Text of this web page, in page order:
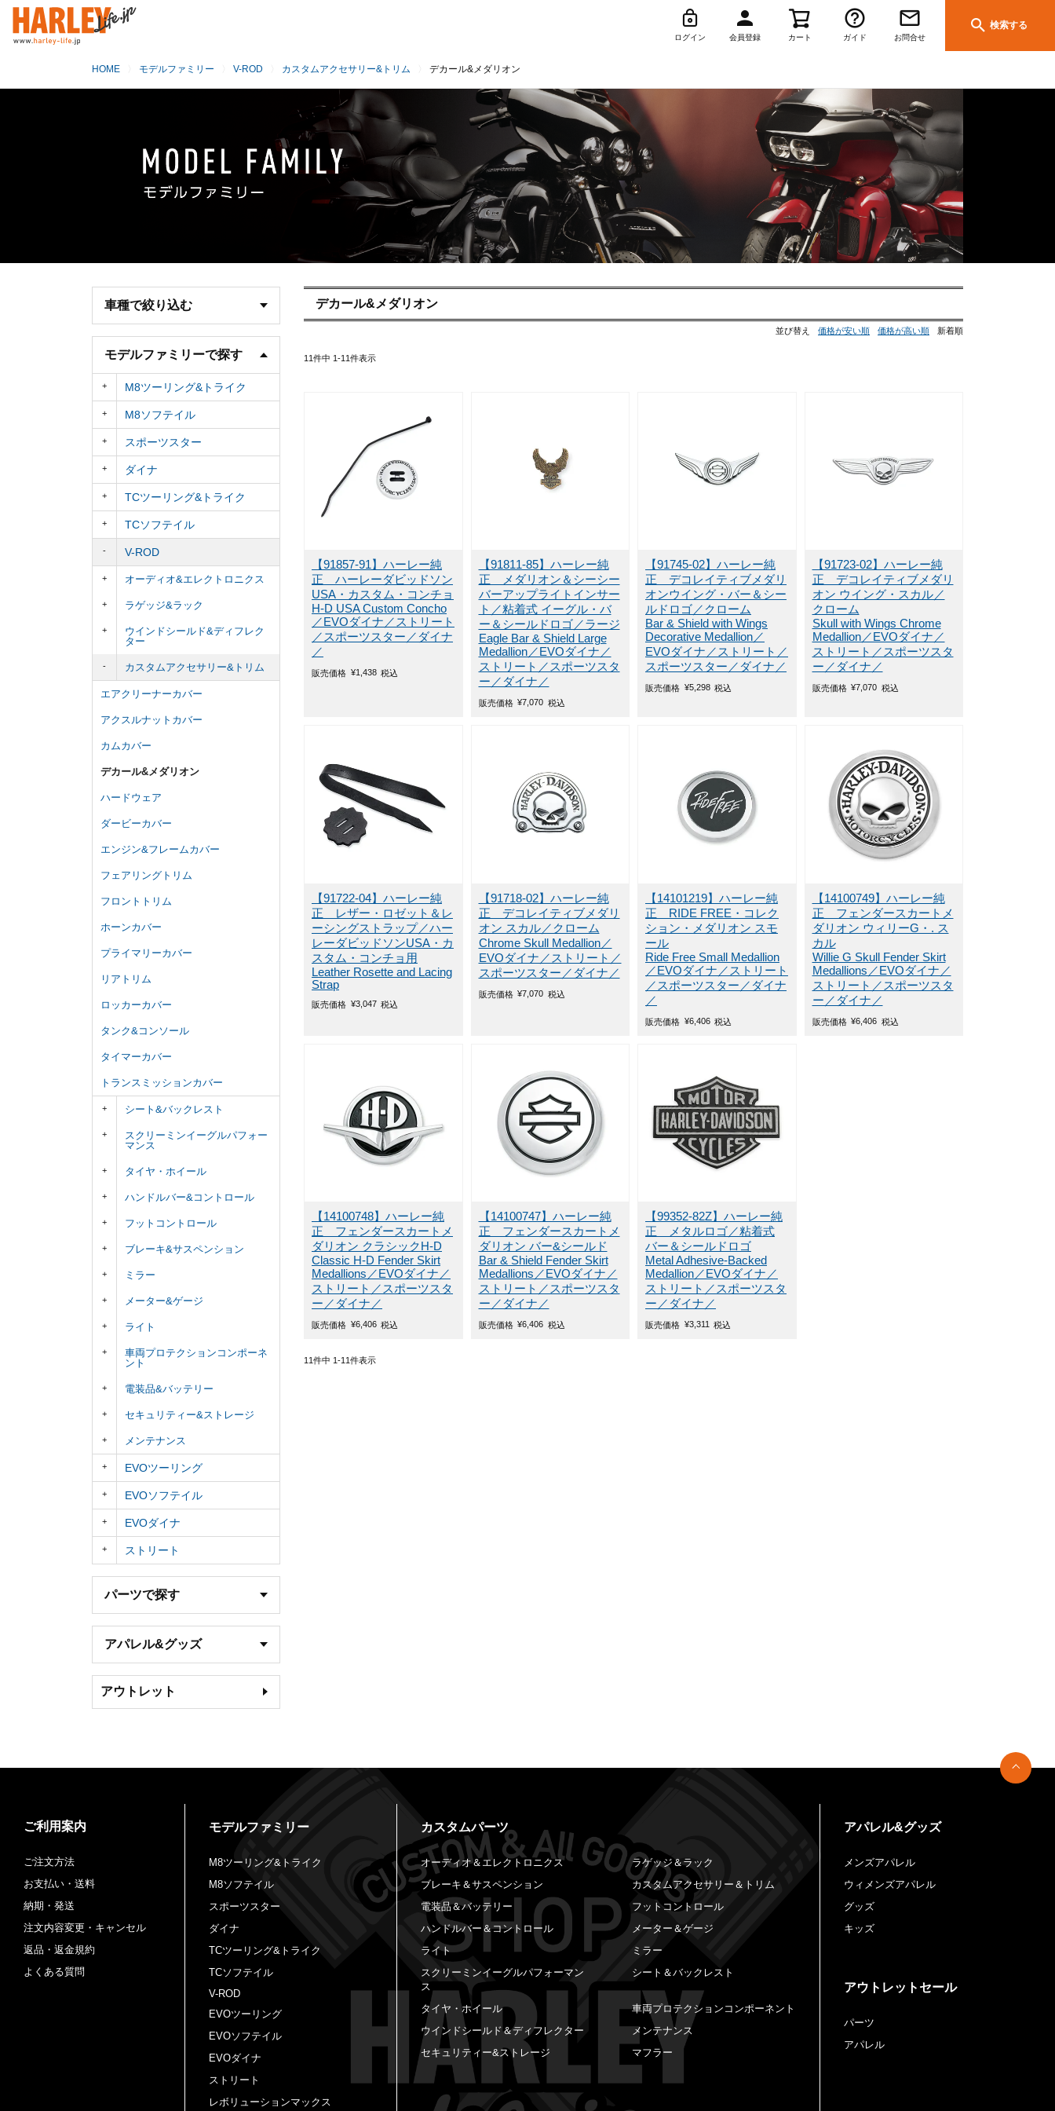
ログイン 会員登録 カート ガイド お問合せ
検索する
HOME モデルファミリー V-ROD カスタムアクセサリー&トリム デカール&メダリオン
デカール&メダリオン
並び替え 価格が安い順 価格が高い順 新着順
11件中 1-11件表示
【91857-91】ハーレー純
正 ハーレーダビッドソン
USA・カスタム・コンチョ
H-D USA Custom Concho
／EVOダイナ／ストリート
／スポーツスター／ダイナ
／
販売価格 ¥1,438 税込
【91811-85】ハーレー純
正 メダリオン＆シーシー
バーアップライトインサー
ト／粘着式 イーグル・バ
ー＆シールドロゴ／ラージ
Eagle Bar & Shield Large
Medallion／EVOダイナ／
ストリート／スポーツスタ
ー／ダイナ／
販売価格 ¥7,070 税込
【91745-02】ハーレー純
正 デコレイティブメダリ
オンウイング・バー＆シー
ルドロゴ／クローム
Bar & Shield with Wings
Decorative Medallion／
EVOダイナ／ストリート／
スポーツスター／ダイナ／
販売価格 ¥5,298 税込
【91723-02】ハーレー純
正 デコレイティブメダリ
オン ウイング・スカル／
クローム
Skull with Wings Chrome
Medallion／EVOダイナ／
ストリート／スポーツスタ
ー／ダイナ／
販売価格 ¥7,070 税込
【91722-04】ハーレー純
正 レザー・ロゼット＆レ
ーシングストラップ／ハー
レーダビッドソンUSA・カ
スタム・コンチョ用
Leather Rosette and Lacing
Strap
販売価格 ¥3,047 税込
【91718-02】ハーレー純
正 デコレイティブメダリ
オン スカル／クローム
Chrome Skull Medallion／
EVOダイナ／ストリート／
スポーツスター／ダイナ／
販売価格 ¥7,070 税込
【14101219】ハーレー純
正 RIDE FREE・コレク
ション・メダリオン スモ
ール
Ride Free Small Medallion
／EVOダイナ／ストリート
／スポーツスター／ダイナ
／
販売価格 ¥6,406 税込
【14100749】ハーレー純
正 フェンダースカートメ
ダリオン ウィリーG・. ス
カル
Willie G Skull Fender Skirt
Medallions／EVOダイナ／
ストリート／スポーツスタ
ー／ダイナ／
販売価格 ¥6,406 税込
【14100748】ハーレー純
正 フェンダースカートメ
ダリオン クラシックH-D
Classic H-D Fender Skirt
Medallions／EVOダイナ／
ストリート／スポーツスタ
ー／ダイナ／
販売価格 ¥6,406 税込
【14100747】ハーレー純
正 フェンダースカートメ
ダリオン バー&シールド
Bar & Shield Fender Skirt
Medallions／EVOダイナ／
ストリート／スポーツスタ
ー／ダイナ／
販売価格 ¥6,406 税込
【99352-82Z】ハーレー純
正 メタルロゴ／粘着式
バー＆シールドロゴ
Metal Adhesive-Backed
Medallion／EVOダイナ／
ストリート／スポーツスタ
ー／ダイナ／
販売価格 ¥3,311 税込
11 件中 1 -11 件表示
車種で絞り込む
モデルファミリーで探す
M8ツーリング&トライク
M8ソフテイル
スポーツスター
ダイナ
TCツーリング&トライク
TCソフテイル
V-ROD
オーディオ&エレクトロニクス
ラゲッジ&ラック
ウインドシールド&ディフレク
ター
カスタムアクセサリー&トリム
エアクリーナーカバー
アクスルナットカバー
カムカバー
デカール&メダリオン
ハードウェア
ダービーカバー
エンジン&フレームカバー
フェアリングトリム
フロントトリム
ホーンカバー
プライマリーカバー
リアトリム
ロッカーカバー
タンク&コンソール
タイマーカバー
トランスミッションカバー
シート&バックレスト
スクリーミンイーグルパフォー
マンス
タイヤ・ホイール
ハンドルバー&コントロール
フットコントロール
ブレーキ&サスペンション
ミラー
メーター&ゲージ
ライト
車両プロテクションコンポーネ
ント
電装品&バッテリー
セキュリティー&ストレージ
メンテナンス
EVOツーリング
EVOソフテイル
EVOダイナ
ストリート
パーツで探す
アパレル&グッズ
アウトレット
ご利用案内
ご注文方法
お支払い・送料
納期・発送
注文内容変更・キャンセル
返品・返金規約
よくある質問
モデルファミリー
M8ツーリング&トライク
M8ソフテイル
スポーツスター
ダイナ
TCツーリング&トライク
TCソフテイル
V-ROD
EVOツーリング
EVOソフテイル
EVOダイナ
ストリート
レボリューションマックス
カスタムパーツ
オーディオ＆エレクトロニクス
ラゲッジ＆ラック
ブレーキ＆サスペンション
カスタムアクセサリー＆トリム
電装品＆バッテリー
フットコントロール
ハンドルバー＆コントロール
メーター＆ゲージ
ライト
ミラー
スクリーミンイーグルパフォーマン
ス
シート＆バックレスト
タイヤ・ホイール
車両プロテクションコンポーネント
ウインドシールド＆ディフレクター
メンテナンス
セキュリティー&ストレージ
マフラー
アパレル&グッズ
メンズアパレル
ウィメンズアパレル
グッズ
キッズ
アウトレットセール
パーツ
アパレル